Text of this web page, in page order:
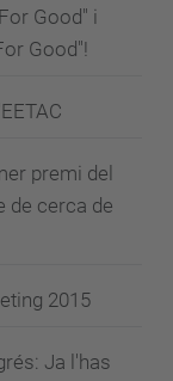
Good" i
Good"!
premi del
de cerca de
2015
Ja l'has